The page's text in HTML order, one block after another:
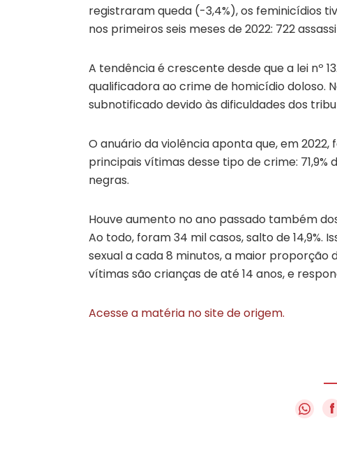
registraram queda (-3,4%), os feminicídios
nos primeiros seis meses de 2022: 722
A tendência é crescente desde que a lei nº
qualificadora ao crime de homicídio doloso.
subnotificado devido às dificuldades dos
O anuário da violência aponta que, em
principais vítimas desse tipo de crime: 71,9%
negras.
Houve aumento no ano passado também
Ao todo, foram 34 mil casos, salto de
sexual a cada 8 minutos, a maior proporção
vítimas são crianças de até 14 anos, e
Acesse a matéria no site de origem.
f